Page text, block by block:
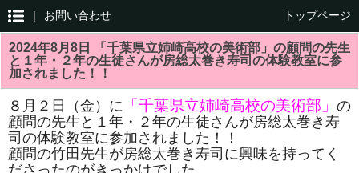
| お問い合わせ トップページ
2024年8月8日 「千葉県立姉崎高校の美術部」の顧問の先生
と１年・２年の生徒さんが房総太巻き寿司の体験教室に参
加されました！！
８月２日（金）に 「千葉県立姉崎高校の美術部」 の
顧問の先生と１年・２年の生徒さんが房総太巻き寿
司の体験教室に参加されました！！
顧問の竹田先生が房総太巻き寿司に興味を持ってく
ださったのがきっかけでした。